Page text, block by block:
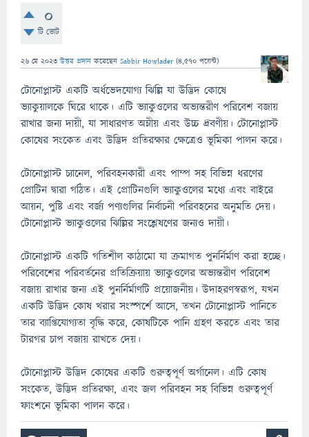
0
টি ভোট
26 মে 2023 উত্তর প্রদান করেছেন Sabbir Howlader (4,570 পয়েন্ট)
টোনোপ্লাস্ট একটি অর্ধভেদযোগ্য ঝিল্লি যা উদ্ভিদ কোষে
ভ্যাকুয়ালকে ঘিরে থাকে। এটি ভ্যাকুওলের অভ্যন্তরীণ পরিবেশ বজায়
রাখার জন্য দায়ী, যা সাধারণত অম্লীয় এবং উচ্চ দ্রবণীয়। টোনোপ্লাস্ট
কোষের সংকেত এবং উদ্ভিদ প্রতিরক্ষার ক্ষেত্রেও ভূমিকা পালন করে।
টোনোপ্লাস্ট চ্যানেল, পরিবহনকারী এবং পাম্প সহ বিভিন্ন ধরণের
প্রোটিন দ্বারা গঠিত। এই প্রোটিনগুলি ভ্যাকুওলের মধ্যে এবং বাইরে
আয়ন, পুষ্টি এবং বর্জ্য পণ্যগুলির নির্বাচনী পরিবহনের অনুমতি দেয়।
টোনোপ্লাস্ট ভ্যাকুওলের ঝিল্লির সংশ্লেষণের জন্যও দায়ী।
টোনোপ্লাস্ট একটি গতিশীল কাঠামো যা ক্রমাগত পুনর্নির্মাণ করা হচ্ছে।
পরিবেশের পরিবর্তনের প্রতিক্রিয়ায় ভ্যাকুওলের অভ্যন্তরীণ পরিবেশ
বজায় রাখার জন্য এই পুনর্নির্মাণটি প্রয়োজনীয়। উদাহরণস্বরূপ, যখন
একটি উদ্ভিদ কোষ খরার সংস্পর্শে আসে, তখন টোনোপ্লাস্ট পানিতে
তার ব্যাপ্তিযোগ্যতা বৃদ্ধি করে, কোষটিকে পানি গ্রহণ করতে এবং তার
টারগর চাপ বজায় রাখতে দেয়।
টোনোপ্লাস্ট উদ্ভিদ কোষের একটি গুরুত্বপূর্ণ অর্গানেল। এটি কোষ
সংকেত, উদ্ভিদ প্রতিরক্ষা, এবং জল পরিবহন সহ বিভিন্ন গুরুত্বপূর্ণ
ফাংশনে ভূমিকা পালন করে।